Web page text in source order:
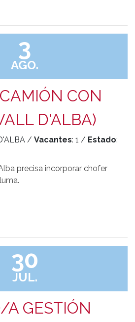
3
AGO.
CON
D'ALBA)
/ Vacantes: 1 / Estado:
precisa incorporar chofer
30
JUL.
A GESTIÓN